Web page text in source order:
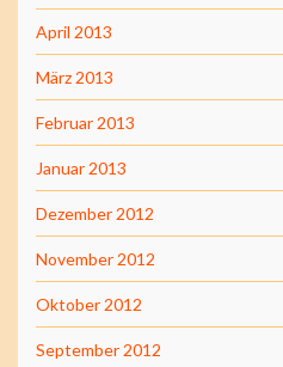
April 2013
März 2013
Februar 2013
Januar 2013
Dezember 2012
November 2012
Oktober 2012
September 2012